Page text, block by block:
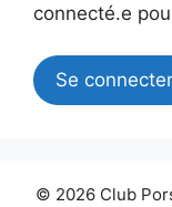
connecté.e
Se connecter
© 2026 Club